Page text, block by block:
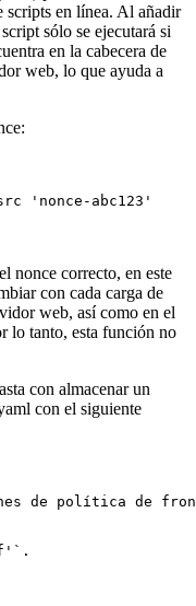
scripts en línea. Al añadir
sólo se ejecutará si
en la cabecera de
web, lo que ayuda a
'nonce-abc123'
nonce correcto, en este
con cada carga de
web, así como en el
lo tanto, esta función no
con almacenar un
con el siguiente
de política de